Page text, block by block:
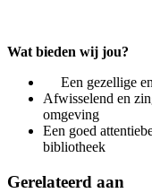
Wat bieden wij jou?
Een gezellige en
Afwisselend en
omgeving
Een goed
bibliotheek
Gerelateerd aan